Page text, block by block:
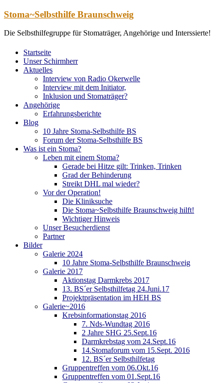
Zum
springen
Stoma~Selbsthilfe Braunschweig
Die Selbsthilfegruppe für Stomaträger, Angehörige und Interssierte!
Startseite
Unser Schirmherr
Aktuelles
Interview von Radio Okerwelle
Interview mit dem Initiator,
Inklusion und Stomaträger?
Angehörige
Erfahrungsberichte
Blog
10 Jahre Stoma-Selbsthilfe BS
Forum der Stoma-Selbsthilfe BS
Was ist ein Stoma?
Leben mit einem Stoma?
Gerade bei Hitze gilt: Trinken, Trinken
Grad der Behinderung
Streikt DHL mal wieder?
Vor der Operation!
Die Kliniksuche
Die Stoma~Selbsthilfe Braunschweig hilft!
Wichtiger Hinweis
Unser Besucherdienst
Partner
Bilder
Galerie 2024
10 Jahre Stoma-Selbsthilfe Braunschweig
Galerie 2017
Aktionstag Darmkrebs 2017
13. BS´er Selbsthilfetag 24.Juni.17
Projektpräsentation im HEH BS
Galerie~2016
Krebsinformationstag 2016
7. Nds-Wundtag 2016
2 Jahre SHG 25.Sept.16
Darmkrebstag vom 24.Sept.16
14.Stomaforum vom 15.Sept. 2016
12. BS´er Selbsthilfetag
Gruppentreffen vom 06.Okt.16
Gruppentreffen vom 01.Sept.16